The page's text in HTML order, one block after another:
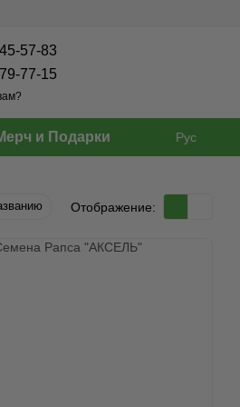
57-83
77-15
и Подарки Рус
Отображение: